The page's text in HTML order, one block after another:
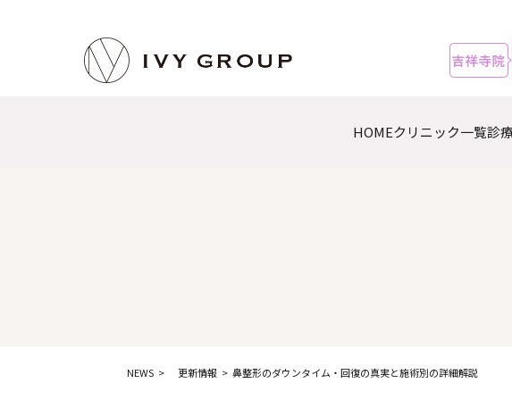
HOMEクリニック一覧診
NEWS 更新情報 鼻整形のダウンタイム・回復の真実と施術別の詳細解説